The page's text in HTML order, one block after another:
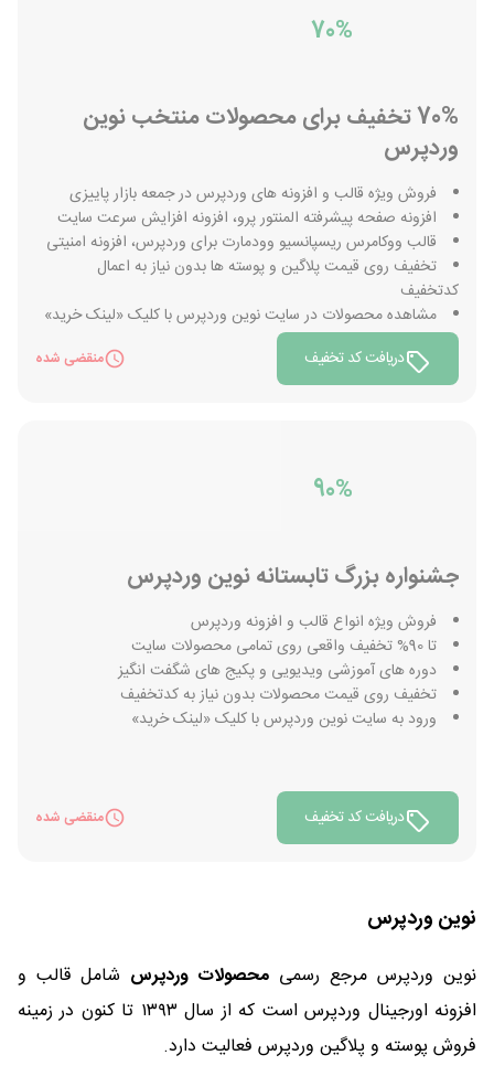
70%
70% تخفیف برای محصولات منتخب نوین
وردپرس
فروش ویژه قالب و افزونه های وردپرس در جمعه بازار پاییزی
افزونه صفحه پیشرفته المنتور پرو، افزونه افزایش سرعت سایت
قالب ووکامرس ریسپانسیو وودمارت برای وردپرس، افزونه امنیتی
تخفیف روی قیمت پلاگین و پوسته ها بدون نیاز به اعمال
کدتخفیف
مشاهده محصولات در سایت نوین وردپرس با کلیک «لینک خرید»
دریافت کد تخفیف
منقضی شده
90%
جشنواره بزرگ تابستانه نوین وردپرس
فروش ویژه انواع قالب و افزونه وردپرس
تا 90% تخفیف واقعی روی تمامی محصولات سایت
دوره های آموزشی ویدیویی و پکیج های شگفت انگیز
تخفیف روی قیمت محصولات بدون نیاز به کدتخفیف
ورود به سایت نوین وردپرس با کلیک «لینک خرید»
دریافت کد تخفیف منقضی شده
نوین وردپرس
نوین وردپرس مرجع رسمی محصولات وردپرس شامل قالب و
افزونه اورجینال وردپرس است که از سال ۱۳۹۳ تا کنون در زمینه
فروش پوسته و پلاگین وردپرس فعالیت دارد.